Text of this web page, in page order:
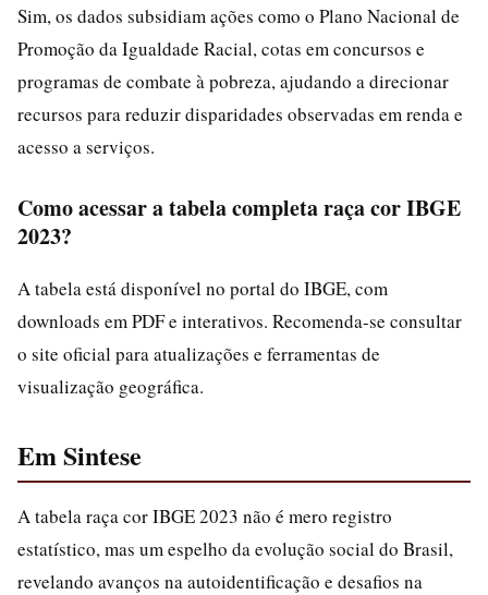
Sim, os dados subsidiam ações como o Plano Nacional de
Promoção da Igualdade Racial, cotas em concursos e
programas de combate à pobreza, ajudando a direcionar
recursos para reduzir disparidades observadas em renda e
acesso a serviços.
Como acessar a tabela completa raça cor IBGE
2023?
A tabela está disponível no portal do IBGE, com
downloads em PDF e interativos. Recomenda-se consultar
o site oficial para atualizações e ferramentas de
visualização geográfica.
Em Sintese
A tabela raça cor IBGE 2023 não é mero registro
estatístico, mas um espelho da evolução social do Brasil,
revelando avanços na autoidentificação e desafios na